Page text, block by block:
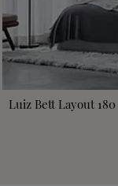
Luiz Bett Layout